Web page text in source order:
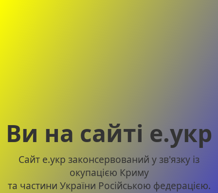
Ви на сайті е.укр
Сайт е.укр законсервований у зв'язку із
окупацією Криму
та частини України Російською федерацією.